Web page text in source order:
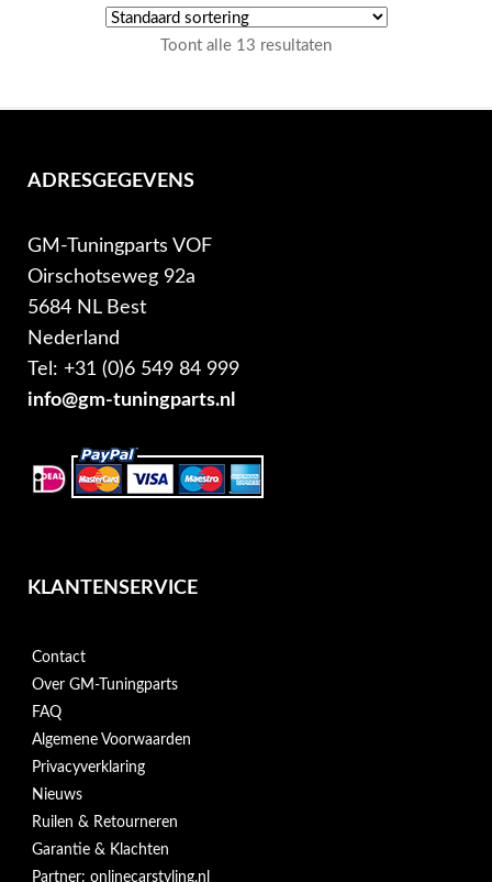
Toont alle 13 resultaten
ADRESGEGEVENS
GM-Tuningparts VOF
Oirschotseweg 92a
5684 NL Best
Nederland
Tel: +31 (0)6 549 84 999
info@gm-tuningparts.nl
KLANTENSERVICE
Contact
Over GM-Tuningparts
FAQ
Algemene Voorwaarden
Privacyverklaring
Nieuws
Ruilen & Retourneren
Garantie & Klachten
Partner: onlinecarstyling.nl